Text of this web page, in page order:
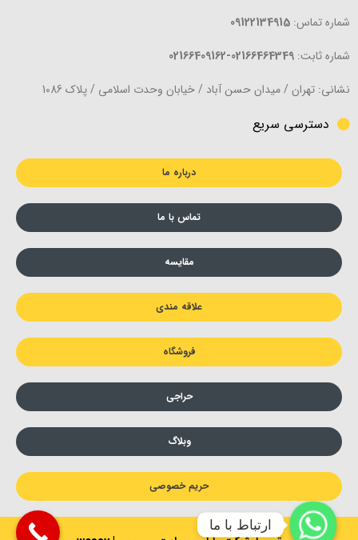
شماره تماس: 09122134915
شماره ثابت: 02166464349-02166409162
نشانی: تهران / میدان حسن آباد / خیابان وحدت اسلامی / پلاک 1086
دسترسی سریع
درباره ما
تماس با ما
مقایسه
علاقه مندی
فروشگاه
حراجی
وبلاگ
حریم خصوصی
ارتباط با ما